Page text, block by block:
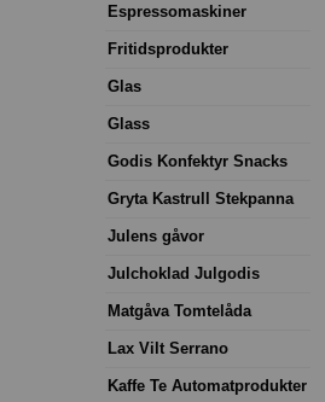
Espressomaskiner
Fritidsprodukter
Glas
Glass
Godis Konfektyr Snacks
Gryta Kastrull Stekpanna
Julens gåvor
Julchoklad Julgodis
Matgåva Tomtelåda
Lax Vilt Serrano
Kaffe Te Automatprodukter